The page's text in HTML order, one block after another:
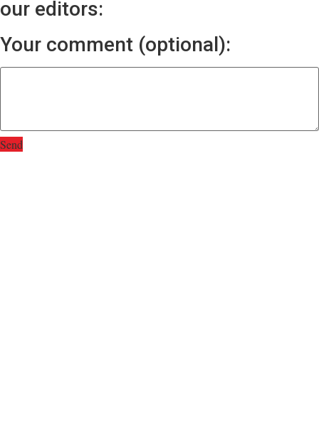
our editors:
Your comment (optional):
Send